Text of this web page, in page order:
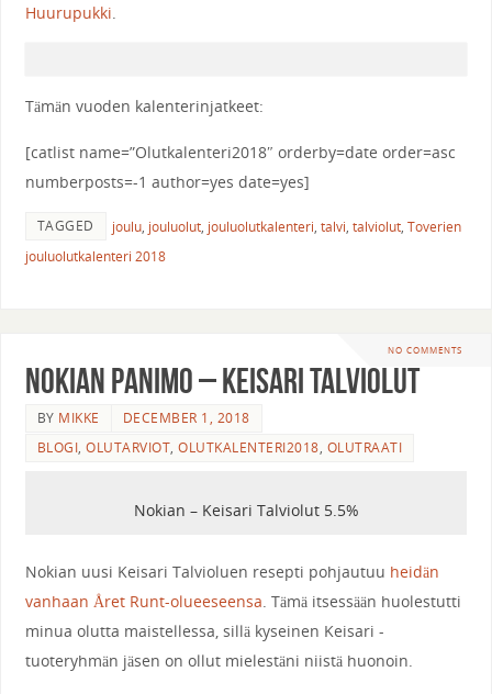
Huurupukki
Tämän vuoden kalenterinjatkeet:
[catlist name=”Olutkalenteri2018″ orderby=date order=asc
numberposts=-1 author=yes date=yes]
TAGGED joulu, jouluolut, jouluolutkalenteri, talvi, talviolut, Toverien
jouluolutkalenteri 2018
NO COMMENTS
Nokian Panimo – Keisari Talviolut
BY MIKKE
DECEMBER 1, 2018
BLOGI,OLUTARVIOT,OLUTKALENTERI2018, OLUTRAATI
Nokian – Keisari Talviolut 5.5%
Nokian uusi Keisari Talvioluen resepti pohjautuu heidän
vanhaan Året Runt-olueeseensa . Tämä itsessään huolestutti
minua olutta maistellessa, sillä kyseinen Keisari -
tuoteryhmän jäsen on ollut mielestäni niistä huonoin.